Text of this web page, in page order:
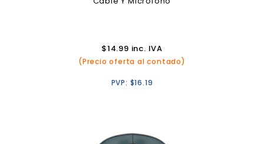
$14.99 inc. IVA
(Precio oferta al contado)
PVP: $16.19